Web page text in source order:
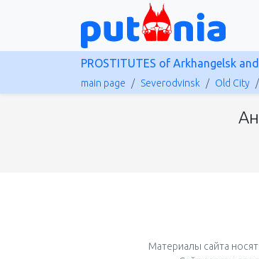
PROSTITUTES of Arkhangelsk
main page Severodvinsk Old City
Материалы сайта